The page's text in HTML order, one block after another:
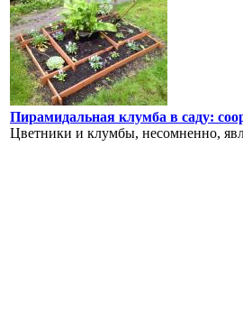
Пирамидальная клумба в саду:
Цветники и клумбы, несомненно,